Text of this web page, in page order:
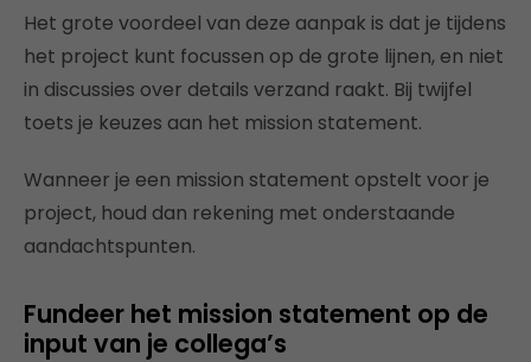
Het grote voordeel van deze aanpak is dat je tijdens
het project kunt focussen op de grote lijnen, en niet
in discussies over details verzand raakt. Bij twijfel
toets je keuzes aan het mission statement.
Wanneer je een mission statement opstelt voor je
project, houd dan rekening met onderstaande
aandachtspunten.
Fundeer het mission statement op de
input van je collega’s